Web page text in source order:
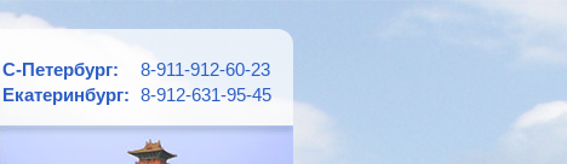
С-Петербург:
8-911-912-60-23
Екатеринбург: 8-912-631-95-45